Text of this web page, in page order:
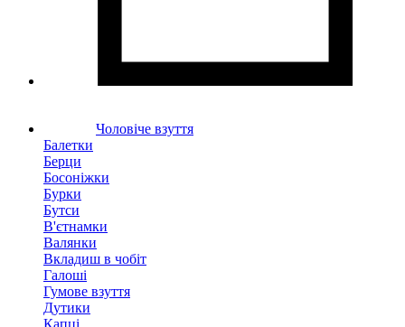
Чоловіче взуття
Балетки
Берци
Босоніжки
Бурки
Бутси
В'єтнамки
Валянки
Вкладиш в чобіт
Галоші
Гумове взуття
Дутики
Капці